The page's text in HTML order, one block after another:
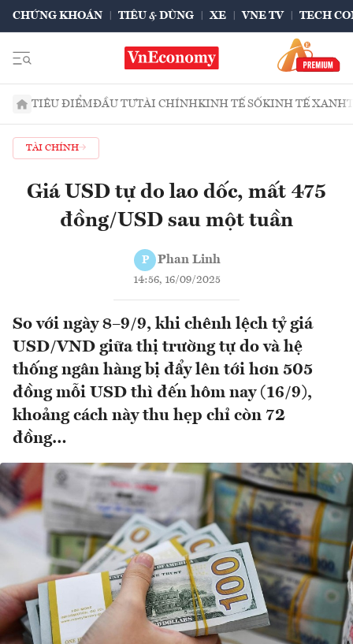
CHỨNG KHOÁN TIÊU & DÙNG XE VNE TV TECH
TIÊU ĐIỂMĐẦU TƯTÀI CHÍNHKINH TẾ SỐKINH TẾ XANH
TÀI CHÍNH
Giá USD tự do lao dốc, mất 475
đồng/USD sau một tuần
P Phan Linh
14:56, 16/09/2025
So với ngày 8–9/9, khi chênh lệch tỷ giá
USD/VND giữa thị trường tự do và hệ
thống ngân hàng bị đẩy lên tới hơn 505
đồng mỗi USD thì đến hôm nay (16/9),
khoảng cách này thu hẹp chỉ còn 72
đồng…